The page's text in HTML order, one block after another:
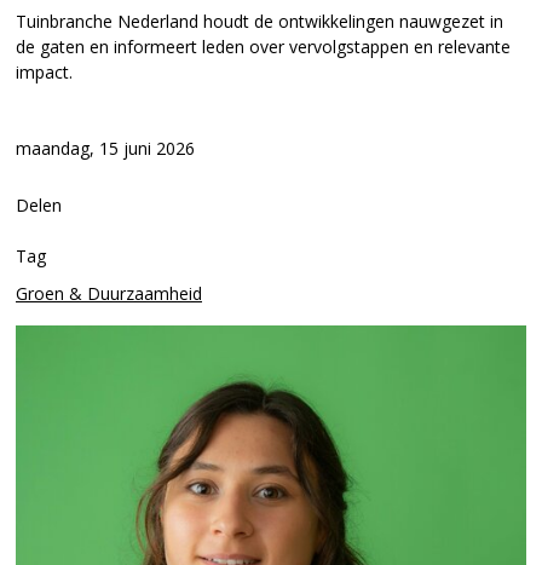
Tuinbranche Nederland houdt de ontwikkelingen nauwgezet in
de gaten en informeert leden over vervolgstappen en relevante
impact.
maandag, 15 juni 2026
Delen
Tag
Groen & Duurzaamheid